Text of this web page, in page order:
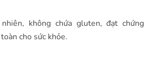
không chứa gluten, đạt chứng
cho sức khỏe.